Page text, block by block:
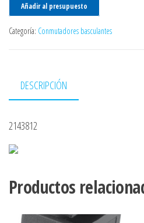
Añadir al presupuesto
Categoría: Conmutadores basculantes
DESCRIPCIÓN
2143812
Productos